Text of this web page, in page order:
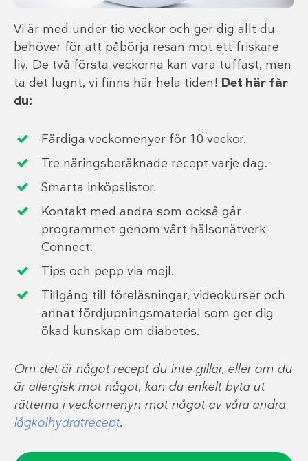
Vi är med under tio veckor och ger dig allt du
behöver för att påbörja resan mot ett friskare
liv. De två första veckorna kan vara tuffast, men
ta det lugnt, vi finns här hela tiden! Det här får
du:
Färdiga veckomenyer för 10 veckor.
Tre näringsberäknade recept varje dag.
Smarta inköpslistor.
Kontakt med andra som också går
programmet genom vårt hälsonätverk
Connect.
Tips och pepp via mejl.
Tillgång till föreläsningar, videokurser och
annat fördjupningsmaterial som ger dig
ökad kunskap om diabetes.
Om det är något recept du inte gillar, eller om du
är allergisk mot något, kan du enkelt byta ut
rätterna i veckomenyn mot något av våra andra
lågkolhydratrecept.